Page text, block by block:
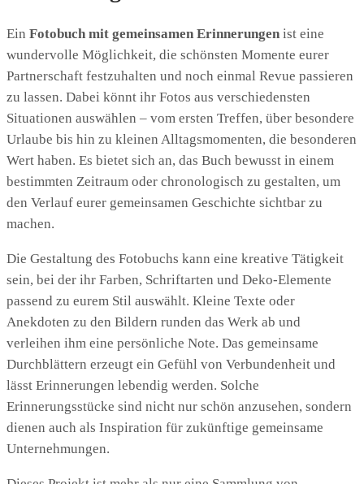
Ein Fotobuch mit gemeinsamen Erinnerungen ist eine
wundervolle Möglichkeit, die schönsten Momente eurer
Partnerschaft festzuhalten und noch einmal Revue passieren
zu lassen. Dabei könnt ihr Fotos aus verschiedensten
Situationen auswählen – vom ersten Treffen, über besondere
Urlaube bis hin zu kleinen Alltagsmomenten, die besonderen
Wert haben. Es bietet sich an, das Buch bewusst in einem
bestimmten Zeitraum oder chronologisch zu gestalten, um
den Verlauf eurer gemeinsamen Geschichte sichtbar zu
machen.
Die Gestaltung des Fotobuchs kann eine kreative Tätigkeit
sein, bei der ihr Farben, Schriftarten und Deko-Elemente
passend zu eurem Stil auswählt. Kleine Texte oder
Anekdoten zu den Bildern runden das Werk ab und
verleihen ihm eine persönliche Note. Das gemeinsame
Durchblättern erzeugt ein Gefühl von Verbundenheit und
lässt Erinnerungen lebendig werden. Solche
Erinnerungsstücke sind nicht nur schön anzusehen, sondern
dienen auch als Inspiration für zukünftige gemeinsame
Unternehmungen.